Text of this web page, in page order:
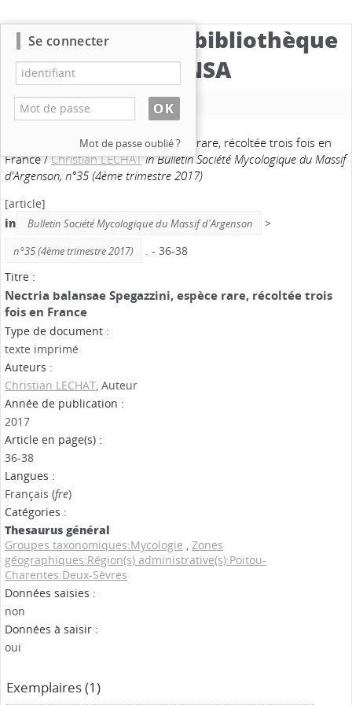
Catalogue de la bibliothèque
du CBNSA
Nouvelle recherche
Nectria balansae Spegazzini, espèce rare, récoltée trois fois en
France/Christian LECHATin Bulletin Société Mycologique du Massif
d'Argenson, n°35 (4ème trimestre 2017)
[article]
in
Bulletin Société Mycologique du Massif d'Argenson >
n°35 (4ème trimestre 2017)
. - 36-38
Titre :
Nectria balansae Spegazzini, espèce rare, récoltée trois
fois en France
Type de document :
texte imprimé
Auteurs :
Christian LECHAT, Auteur
Année de publication :
2017
Article en page(s) :
36-38
Langues :
Français (fre)
Catégories :
Thesaurus général
Groupes taxonomiques:Mycologie , Zones
géographiques:Région(s) administrative(s):Poitou-
Charentes:Deux-Sèvres
Données saisies :
non
Données à saisir :
oui
Exemplaires (1)
Se connecter
Mot de passe oublié ?